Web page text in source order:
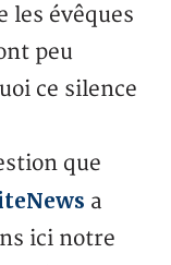
les évêques
peu
ce silence
que
a
ici notre